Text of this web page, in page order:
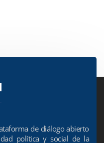
de diálogo abierto
política y social de la